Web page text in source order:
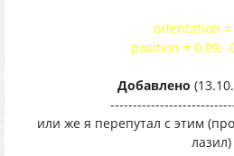
orientation =
position = 0.09, -
Добавлено
или же я перепутал с этим
лазил)